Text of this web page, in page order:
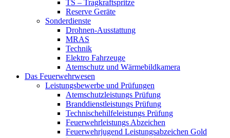
TS – Tragkraftspritze
Reserve Geräte
Sonderdienste
Drohnen-Ausstattung
MRAS
Technik
Elektro Fahrzeuge
Atemschutz und Wärmebildkamera
Das Feuerwehrwesen
Leistungsbewerbe und Prüfungen
Atemschutzleistungs Prüfung
Branddienstleistungs Prüfung
Technischehilfeleistungs Prüfung
Feuerwehrleistungs Abzeichen
Feuerwehrjugend Leistungsabzeichen Gold